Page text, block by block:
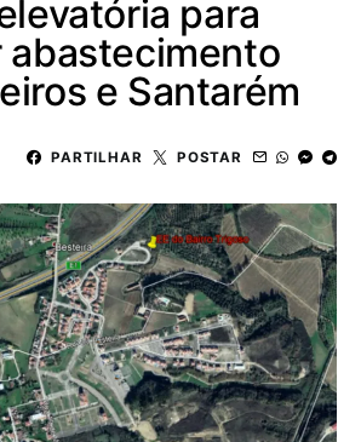
para
abastecimento
e Santarém
PARTILHAR POSTAR